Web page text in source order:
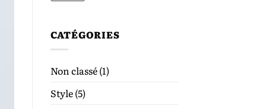
CATÉGORIES
Non classé(1)
Style(5)